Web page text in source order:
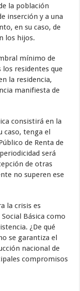
la población
inserción y a una
en su caso, de
los hijos.
mínimo de
residentes que
la residencia,
manifiesta de
consistirá en la
caso, tenga el
de Renta de
será
de otras
no superen ese
la crisis es
Básica como
¿De qué
se garantiza el
nacional de
compromisos